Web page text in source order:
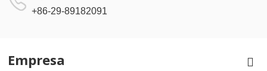
+86-29-89182091
Empresa